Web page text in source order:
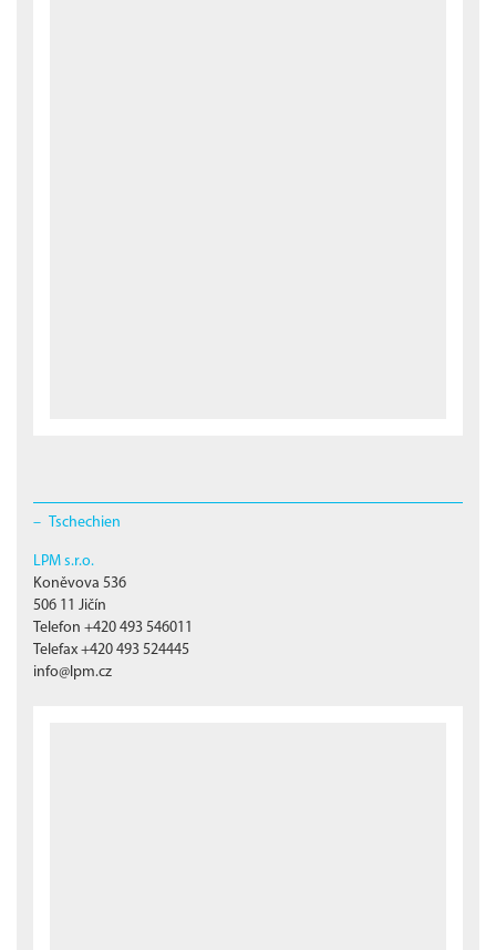
Tschechien
LPM s.r.o.
Koněvova 536
506 11 Jičín
Telefon +420 493 546011
Telefax +420 493 524445
info@lpm.cz